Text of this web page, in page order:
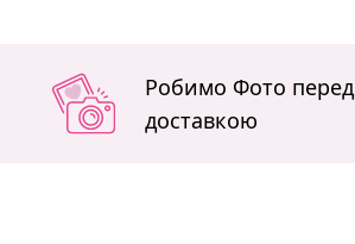
Робимо Фото перед
доставкою